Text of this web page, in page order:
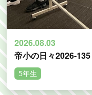
2026.08.03
5年生